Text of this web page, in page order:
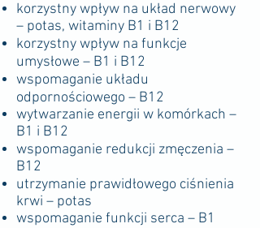
korzystny wpływ na układ nerwowy
– potas, witaminy B1 i B12
korzystny wpływ na funkcje
umysłowe – B1 i B12
wspomaganie układu
odpornościowego – B12
wytwarzanie energii w komórkach –
B1 i B12
wspomaganie redukcji zmęczenia –
B12
utrzymanie prawidłowego ciśnienia
krwi – potas
wspomaganie funkcji serca – B1